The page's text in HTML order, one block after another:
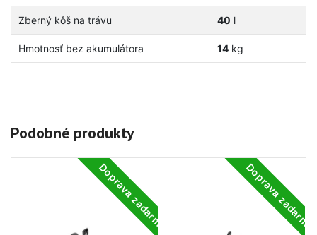
Zberný kôš na trávu 40 l
Hmotnosť bez akumulátora 14kg
Podobné produkty
Doprava zadarmo Doprava zadarmo